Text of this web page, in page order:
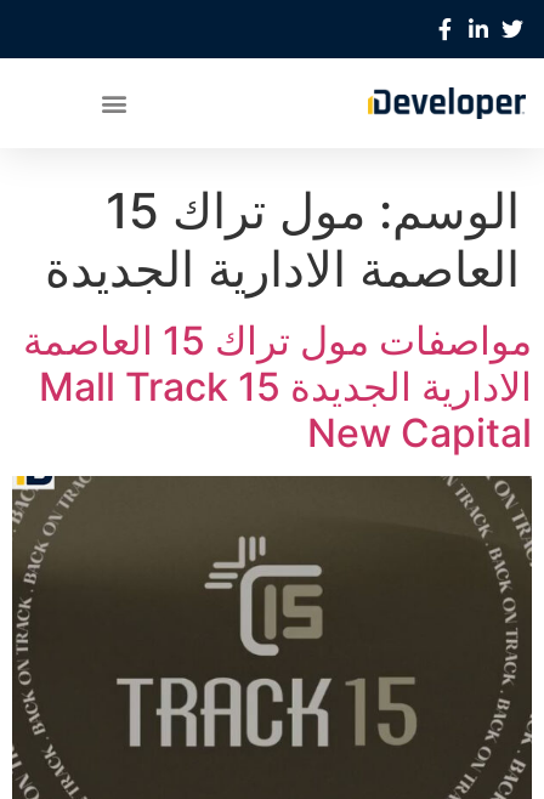
الوسم:
مول تراك 15
العاصمة الادارية الجديدة
مواصفات مول تراك 15 العاصمة
الادارية الجديدة Mall Track 15
New Capital